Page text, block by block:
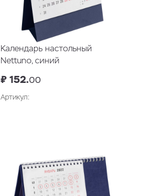
Календарь настольный
Nettuno, синий
₽ 152.00
Артикул: